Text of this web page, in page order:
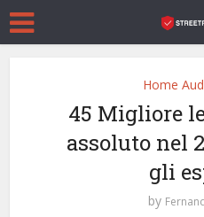
Home
45 Migliore
assoluto nel
gli
by